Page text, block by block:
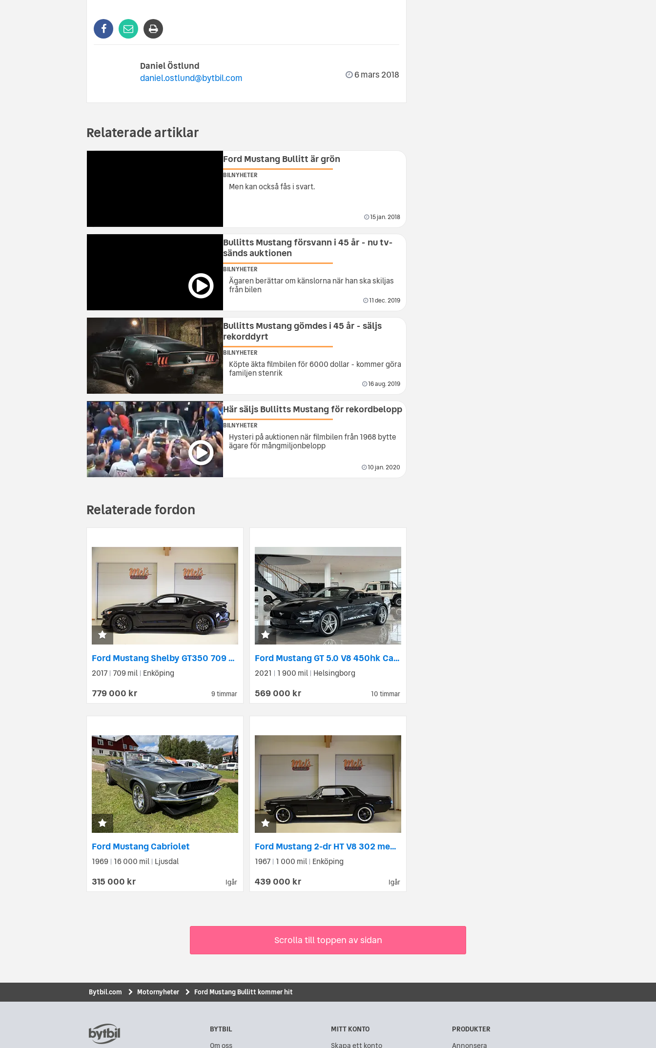
Daniel Östlund
daniel.ostlund@bytbil.com
6 mars 2018
Relaterade artiklar
Ford Mustang Bullitt är grön
BILNYHETER
Men kan också fås i svart.
15 jan. 2018
Bullitts Mustang försvann i 45 år - nu tv-
sänds auktionen
BILNYHETER
Ägaren berättar om känslorna när han ska skiljas
från bilen
11 dec. 2019
Bullitts Mustang gömdes i 45 år - säljs
rekorddyrt
BILNYHETER
Köpte äkta filmbilen för 6000 dollar - kommer göra
familjen stenrik
16 aug. 2019
Här säljs Bullitts Mustang för rekordbelopp
BILNYHETER
Hysteri på auktionen när filmbilen från 1968 bytte
ägare för mångmiljonbelopp
10 jan. 2020
Relaterade fordon
9 timmar
Ford Mustang Shelby GT350 709 mil Riktigt trevlig bil rakt igenom
2017 709 mil Enköping
779 000 kr 10 timmar
Ford Mustang GT 5.0 V8 450hk Cab / Performance / B&O / Premium Pkt 2
2021 | 1 900 mil | Helsingborg
569 000 kr
Igår
Ford Mustang Cabriolet
1969 16 000 mil Ljusdal
315 000 kr Igår
Ford Mustang 2-dr HT V8 302 med insprutning och AOD 4 vxl automat
1967 | 1 000 mil | Enköping
439 000 kr
Scrolla till toppen av sidan
Bytbil.com Motornyheter Ford Mustang Bullitt kommer hit
BYTBIL
Om oss
MITT KONTO
Skapa ett konto
PRODUKTER
Annonsera